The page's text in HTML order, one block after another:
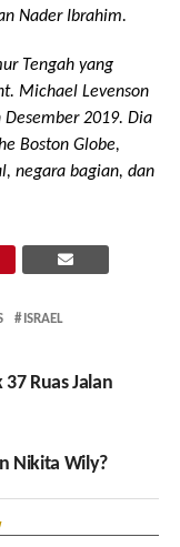
Nader Ibrahim.
Tengah yang
Michael Levenson
2019. Dia
Boston Globe,
negara bagian, dan
ISRAEL
Ruas Jalan
Nikita Wily?